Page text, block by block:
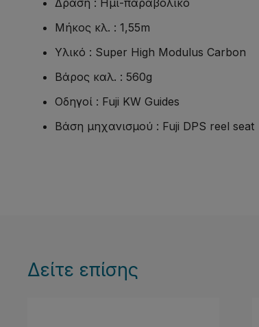
Μήκος κλ. : 1,55m
Υλικό : Super High Modulus Carbon
Βάρος καλ. : 560g
Οδηγοί : Fuji KW Guides
Βάση μηχανισμού : Fuji DPS reel seat
Δείτε επίσης